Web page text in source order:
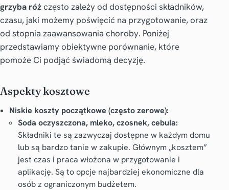
grzyba różczęsto zależy od dostępności składników,
czasu, jaki możemy poświęcić na przygotowanie, oraz
od stopnia zaawansowania choroby. Poniżej
przedstawiamy obiektywne porównanie, które
pomoże Ci podjąć świadomą decyzję.
Aspekty kosztowe
Niskie koszty początkowe (często zerowe):
Soda oczyszczona, mleko, czosnek, cebula:
Składniki te są zazwyczaj dostępne w każdym domu
lub są bardzo tanie w zakupie. Głównym „kosztem”
jest czas i praca włożona w przygotowanie i
aplikację. Są to opcje najbardziej ekonomiczne dla
osób z ograniczonym budżetem.